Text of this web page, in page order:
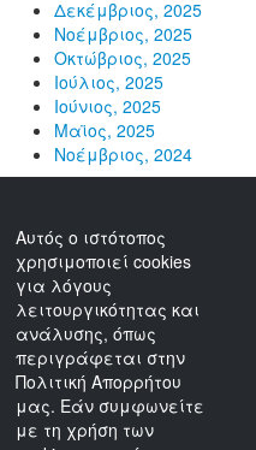
Δεκέμβριος, 2025
Νοέμβριος, 2025
Οκτώβριος, 2025
Ιούλιος, 2025
Ιούνιος, 2025
Μαϊος, 2025
Νοέμβριος, 2024
Αρχική
Μέλη
Βιβλιοθήκη
Επικοινωνία
Αυτός ο ιστότοπος
χρησιμοποιεί cookies
για λόγους
λειτουργικότητας και
ανάλυσης, όπως
περιγράφεται στην
Πολιτική Απορρήτου
μας. Εάν συμφωνείτε
με τη χρήση των